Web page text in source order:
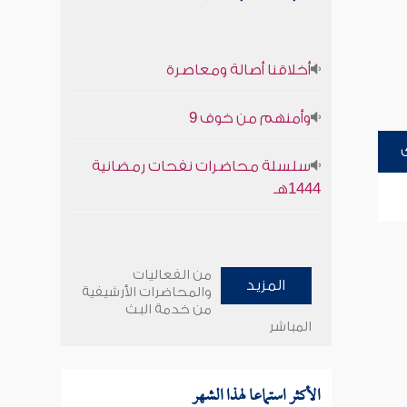
أخلاقنا أصالة ومعاصرة
وأمنهم من خوف 9
سلسلة محاضرات نفحات رمضانية
1444هـ
المزيد
من الفعاليات
والمحاضرات الأرشيفية
من خدمة البث
المباشر
الأكثر استماعا لهذا الشهر